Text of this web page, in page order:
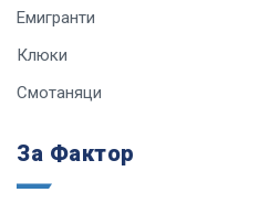
Емигранти
Клюки
Смотаняци
За Фактор